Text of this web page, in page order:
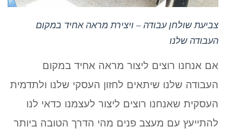
צביעת שולחן עבודה – ויצירת מראה אחיד במקום
העבודה שלנו
אם אנחנו רוצים ליצור מראה אחיד במקום
העבודה שלנו שיתאים לחזון העסקי שלנו ולתדמית
העסקית שאנחנו רוצים ליצור לעצמנו כדאי לנו
להתייעץ עם מעצב פנים מהי הדרך הטובה ביותר